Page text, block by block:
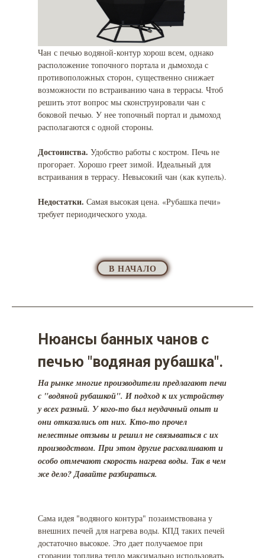
Чан с печью водяной-контур хорош всем, однако
расположение топочного портала и дымохода с
противоположных сторон, существенно снижает
возможности по встраиванию чана в террасы. Чтоб
решить этот вопрос мы сконструировали чан с
боковой печью. У нее топочный портал и дымоход
располагаются с одной стороны.
Достоинства. Удобство работы с костром. Печь не
прогорает. Хорошо греет зимой. Идеальный для
встраивания в террасу. Невысокий чан (как купель).
Недостатки. Самая высокая цена. «Рубашка печи»
требует периодического ухода.
В НАЧАЛО
Нюансы банных чанов с
печью "водяная рубашка".
На рынке многие производители предлагают печи
с "водяной рубашкой". И подход к их устройству
у всех разный. У кого-то был неудачный опыт и
они отказались от них. Кто-то прочел
нелестные отзывы и решил не связываться с их
производством. При этом другие расхваливают и
особо отмечают скорость нагрева воды. Так в чем
же дело? Давайте разбираться.
Сама идея "водяного контура" позаимствована у
внешних печей для нагрева воды. КПД таких печей
достаточно высокое. Это дает получаемое при
сгорании топлива тепло максимально использовать